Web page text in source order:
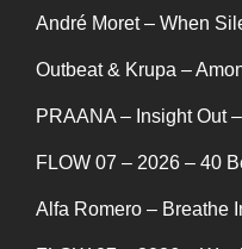
André Moret – When
Outbeat & Krupa –
PRAANA – Insight Out
FLOW 07 – 2026 – 40
Alfa Romero – Breathe